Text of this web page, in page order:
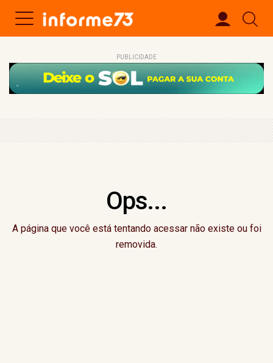
PUBLICIDADE
Ops...
A página que você está tentando acessar não existe ou foi
removida.